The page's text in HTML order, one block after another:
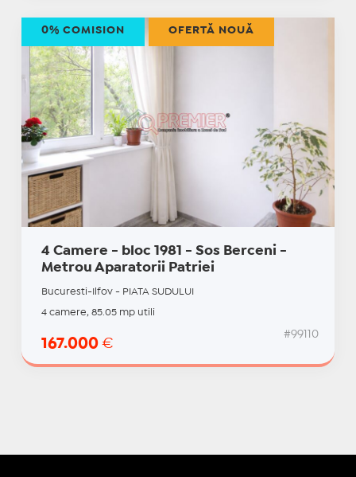
4 Camere - bloc 1981 - Sos Berceni -
Metrou Aparatorii Patriei
Bucuresti-Ilfov - PIATA SUDULUI
4 camere, 85.05 mp utili
167.000 €
#99110
0% COMISION OFERTĂ NOUĂ